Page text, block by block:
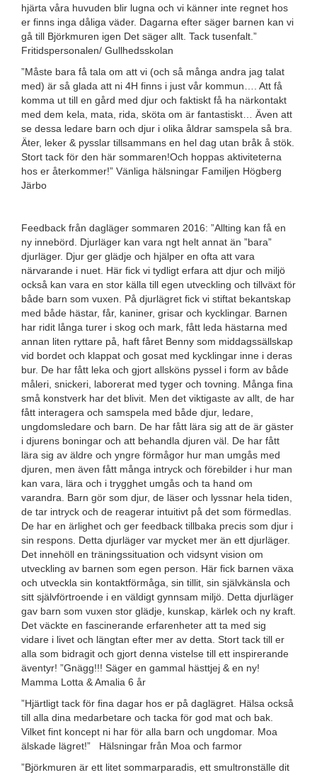
hjärta våra huvuden blir lugna och vi känner inte regnet hos
er finns inga dåliga väder. Dagarna efter säger barnen kan vi
gå till Björkmuren igen Det säger allt. Tack tusenfalt.”
Fritidspersonalen/ Gullhedsskolan
”Måste bara få tala om att vi (och så många andra jag talat
med) är så glada att ni 4H finns i just vår kommun…. Att få
komma ut till en gård med djur och faktiskt få ha närkontakt
med dem kela, mata, rida, sköta om är fantastiskt… Även att
se dessa ledare barn och djur i olika åldrar samspela så bra.
Äter, leker & pysslar tillsammans en hel dag utan bråk å stök.
Stort tack för den här sommaren!Och hoppas aktiviteterna
hos er återkommer!” Vänliga hälsningar Familjen Högberg
Järbo
Feedback från dagläger sommaren 2016: ”Allting kan få en
ny innebörd. Djurläger kan vara ngt helt annat än ”bara”
djurläger. Djur ger glädje och hjälper en ofta att vara
närvarande i nuet. Här fick vi tydligt erfara att djur och miljö
också kan vara en stor källa till egen utveckling och tillväxt för
både barn som vuxen. På djurlägret fick vi stiftat bekantskap
med både hästar, får, kaniner, grisar och kycklingar. Barnen
har ridit långa turer i skog och mark, fått leda hästarna med
annan liten ryttare på, haft fåret Benny som middagssällskap
vid bordet och klappat och gosat med kycklingar inne i deras
bur. De har fått leka och gjort allsköns pyssel i form av både
måleri, snickeri, laborerat med tyger och tovning. Många fina
små konstverk har det blivit. Men det viktigaste av allt, de har
fått interagera och samspela med både djur, ledare,
ungdomsledare och barn. De har fått lära sig att de är gäster
i djurens boningar och att behandla djuren väl. De har fått
lära sig av äldre och yngre förmågor hur man umgås med
djuren, men även fått många intryck och förebilder i hur man
kan vara, lära och i trygghet umgås och ta hand om
varandra. Barn gör som djur, de läser och lyssnar hela tiden,
de tar intryck och de reagerar intuitivt på det som förmedlas.
De har en ärlighet och ger feedback tillbaka precis som djur i
sin respons. Detta djurläger var mycket mer än ett djurläger.
Det innehöll en träningssituation och vidsynt vision om
utveckling av barnen som egen person. Här fick barnen växa
och utveckla sin kontaktförmåga, sin tillit, sin självkänsla och
sitt självförtroende i en väldigt gynnsam miljö. Detta djurläger
gav barn som vuxen stor glädje, kunskap, kärlek och ny kraft.
Det väckte en fascinerande erfarenheter att ta med sig
vidare i livet och längtan efter mer av detta. Stort tack till er
alla som bidragit och gjort denna vistelse till ett inspirerande
äventyr! ”Gnägg!!! Säger en gammal hästtjej & en ny!
Mamma Lotta & Amalia 6 år
”Hjärtligt tack för fina dagar hos er på daglägret. Hälsa också
till alla dina medarbetare och tacka för god mat och bak.
Vilket fint koncept ni har för alla barn och ungdomar. Moa
älskade lägret!” Hälsningar från Moa och farmor
”Björkmuren är ett litet sommarparadis, ett smultronställe dit